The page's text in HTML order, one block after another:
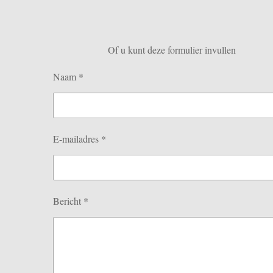
Of u kunt deze formulier invullen
Naam *
E-mailadres *
Bericht *